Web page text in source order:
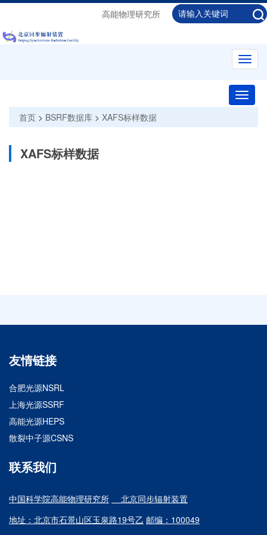
高能物理研究所
Toggle
首页 > BSRF数据库 > XAFS标样数据
XAFS标样数据
友情链接
合肥光源NSRL
上海光源SSRF
高能光源HEPS
散裂中子源CSNS
联系我们
中国科学院高能物理研究所
北京同步辐射装置
地址：北京市石景山区玉泉路19号乙 邮编：100049